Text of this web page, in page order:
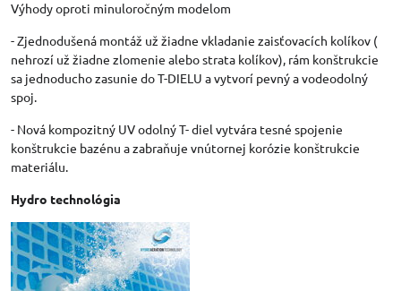
Výhody oproti minuloročným modelom
- Zjednodušená montáž už žiadne vkladanie zaisťovacích kolíkov (
nehrozí už žiadne zlomenie alebo strata kolíkov), rám konštrukcie
sa jednoducho zasunie do T-DIELU a vytvorí pevný a vodeodolný
spoj.
- Nová kompozitný UV odolný T- diel vytvára tesné spojenie
konštrukcie bazénu a zabraňuje vnútornej korózie konštrukcie
materiálu.
Hydro technológia